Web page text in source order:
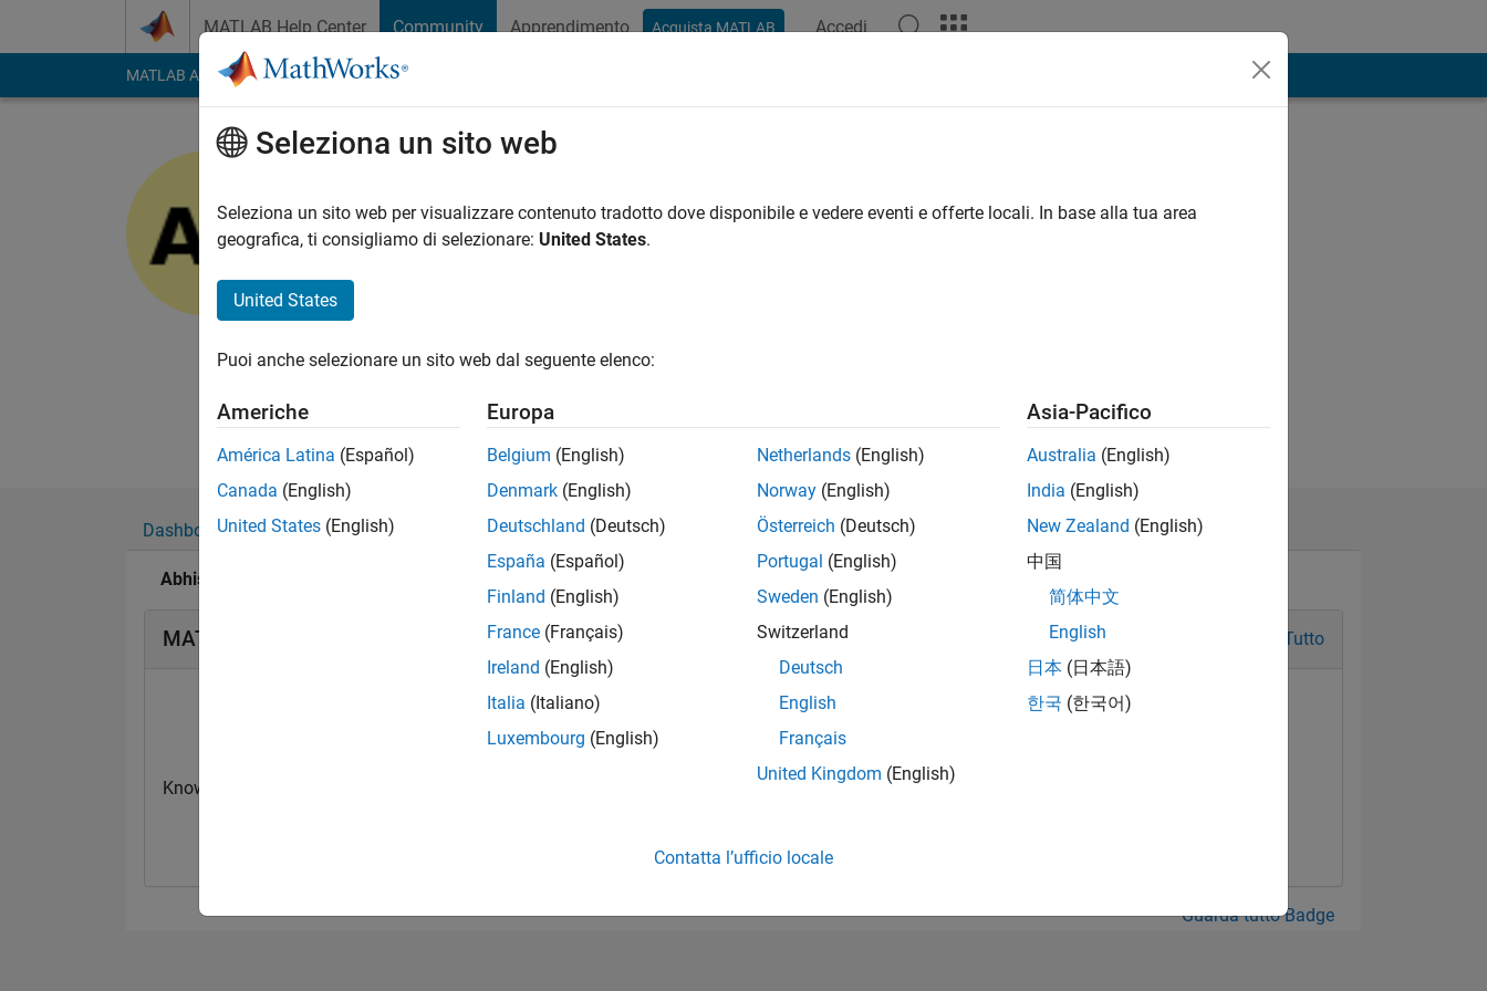
MATLAB Help Center Community Apprendimento Acquista MATLAB Accedi
MATLAB Answers File Exchange Cody
MathWorks
Followers:
I am a Application Support Engineer at Mathworks. My major area of interest is Computer Vision ,
Embedded Systems at Mathworks.
DISCLAIMER : Any advice or opinions here are my own , and in no way reflect that of Mathworks
Dashboard Badge Sponsorizzazioni
Abhishek Kolla's Badge
MATLAB Answers Badge Tutto
Knowledgeable Level 2
Knowledgeable Level 3
Guarda tutto Badge
Seleziona un sito web
Seleziona un sito web per visualizzare contenuto tradotto dove disponibile e vedere eventi e offerte locali. In base alla tua area
geografica, ti consigliamo di selezionare: United States.
United States
Puoi anche selezionare un sito web dal seguente elenco:
Americhe
América Latina (Español)
Canada (English)
United States (English)
Europa
Belgium (English)
Denmark (English)
Deutschland (Deutsch)
España (Español)
Finland (English)
France (Français)
Ireland (English)
Italia (Italiano)
Luxembourg (English)
Netherlands (English)
Norway (English)
Österreich (Deutsch)
Portugal (English)
Sweden (English)
Switzerland
Deutsch
English
Français
United Kingdom (English)
Asia-Pacifico
Australia (English)
India (English)
New Zealand (English)
中国
简体中文
English
日本 (日本語)
한국 (한국어)
Contatta l’ufficio locale